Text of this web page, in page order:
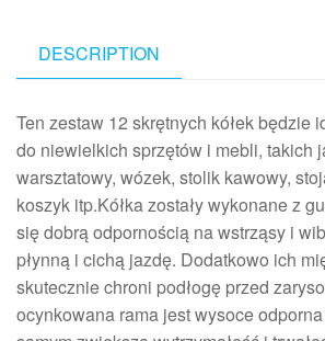
DESCRIPTION
Ten zestaw 12 skrętnych kółek będzie
do niewielkich sprzętów i mebli, takich
warsztatowy, wózek, stolik kawowy,
koszyk itp.Kółka zostały wykonane z
się dobrą odpornością na wstrząsy i
płynną i cichą jazdę. Dodatkowo ich
skutecznie chroni podłogę przed
ocynkowana rama jest wysoce